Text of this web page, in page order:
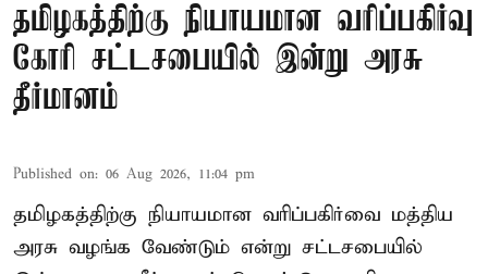
தமிழகத்திற்கு நியாயமான வரிப்பகிர்வு
கோரி சட்டசபையில் இன்று அரசு
தீர்மானம்
Published on: 06 Aug 2026, 11:04 pm
தமிழகத்திற்கு நியாயமான வரிப்பகிர்வை மத்திய
அரசு வழங்க வேண்டும் என்று சட்டசபையில்